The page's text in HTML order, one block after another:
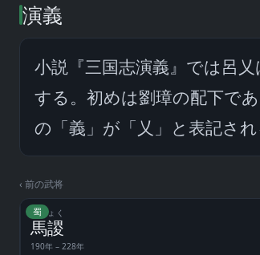
演義
小説『三国志演義』では呂
する。初めは劉璋の配下で
の「義」が「乂」と表記さ
‹ 前の武将
蜀
ばしょく
馬謖
190年 – 228年